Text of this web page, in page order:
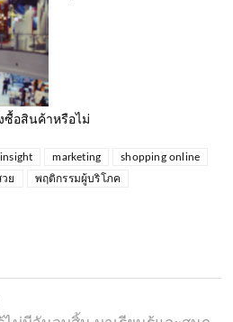
ซื้อสินค้าหรือไม่
marketing
shopping online
ย พฤติกรรมผู้บริโภค